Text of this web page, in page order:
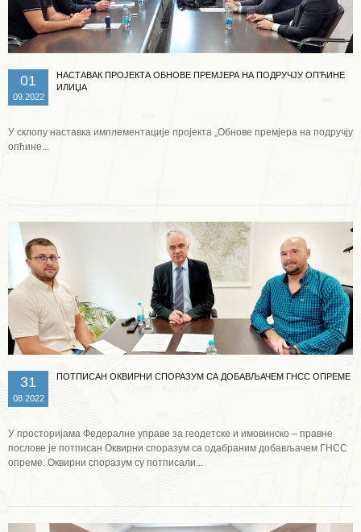
01
09.2022
НАСТАВАК ПРОЈЕКТА ОБНОВЕ ПРЕМЈЕРА НА ПОДРУЧЈУ ОПЋИНЕ
ИЛИЏА
У склопу наставка имплементације пројекта „Обнове премјера на подручју
опћине...
31
08.2022
ПОТПИСАН ОКВИРНИ СПОРАЗУМ СА ДОБАВЉАЧЕМ ГНСС ОПРЕМЕ
У просторијама Федералне управе за геодетске и имовинско – правне
послове је потписан Оквирни споразум са одабраним добављачем ГНСС
опреме. Оквирни споразум су потписали...
Опширније ...